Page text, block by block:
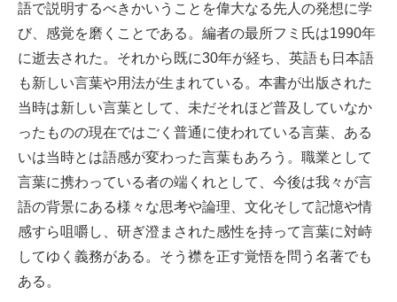
語で説明するべきかいうことを偉大なる先人の発想に学
び、感覚を磨くことである。編者の最所フミ氏は1990年
に逝去された。それから既に30年が経ち、英語も日本語
も新しい言葉や用法が生まれている。本書が出版された
当時は新しい言葉として、未だそれほど普及していなか
ったものの現在ではごく普通に使われている言葉、ある
いは当時とは語感が変わった言葉もあろう。職業として
言葉に携わっている者の端くれとして、今後は我々が言
語の背景にある様々な思考や論理、文化そして記憶や情
感すら咀嚼し、研ぎ澄まされた感性を持って言葉に対峙
してゆく義務がある。そう襟を正す覚悟を問う名著でも
ある。